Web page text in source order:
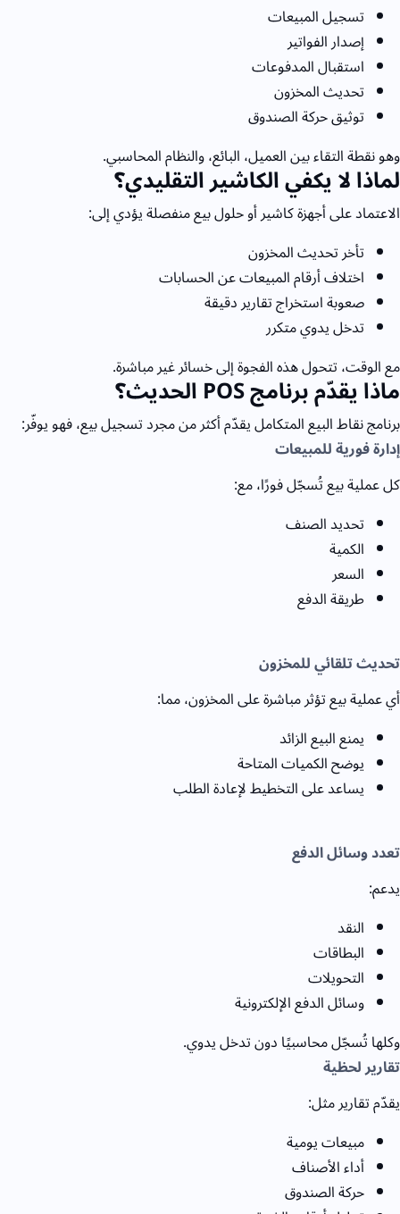
تسجيل المبيعات
إصدار الفواتير
استقبال المدفوعات
تحديث المخزون
توثيق حركة الصندوق
وهو نقطة التقاء بين العميل، البائع، والنظام المحاسبي.
لماذا لا يكفي الكاشير التقليدي؟
الاعتماد على أجهزة كاشير أو حلول بيع منفصلة يؤدي إلى:
تأخر تحديث المخزون
اختلاف أرقام المبيعات عن الحسابات
صعوبة استخراج تقارير دقيقة
تدخل يدوي متكرر
مع الوقت، تتحول هذه الفجوة إلى خسائر غير مباشرة.
ماذا يقدّم برنامجPOSالحديث؟
برنامج نقاط البيع المتكامل يقدّم أكثر من مجرد تسجيل بيع، فهو يوفّر:
إدارة فورية للمبيعات
كل عملية بيع تُسجّل فورًا، مع:
تحديد الصنف
الكمية
السعر
طريقة الدفع
تحديث تلقائي للمخزون
أي عملية بيع تؤثر مباشرة على المخزون، مما:
يمنع البيع الزائد
يوضح الكميات المتاحة
يساعد على التخطيط لإعادة الطلب
تعدد وسائل الدفع
يدعم:
النقد
البطاقات
التحويلات
وسائل الدفع الإلكترونية
وكلها تُسجّل محاسبيًا دون تدخل يدوي.
تقارير لحظية
يقدّم تقارير مثل:
مبيعات يومية
أداء الأصناف
حركة الصندوق